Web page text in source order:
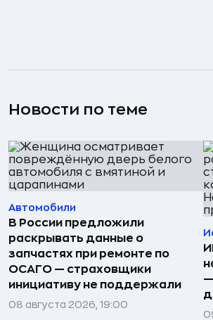
Новости по теме
Автомобили
В России предложили
раскрывать данные о
запчастях при ремонте по
ОСАГО — страховщики
инициативу не поддержали
08 августа 2026, 19:00
—